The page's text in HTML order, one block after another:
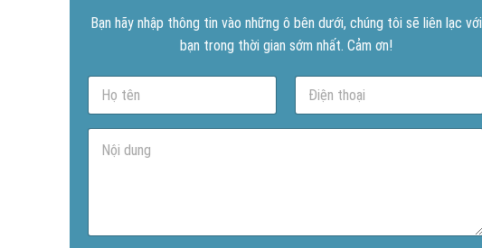
Bạn hãy nhập thông tin vào những ô bên dưới, chúng tôi sẽ liên lạc với
bạn trong thời gian sớm nhất. Cảm ơn!
N
m
e
P
o
n
N
g